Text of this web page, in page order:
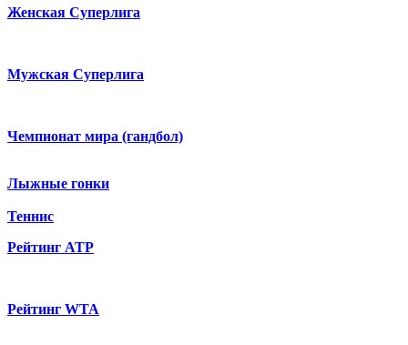
Женская Суперлига
Мужская Суперлига
Чемпионат мира (гандбол)
Лыжные гонки
Теннис
Рейтинг ATP
Рейтинг WTA